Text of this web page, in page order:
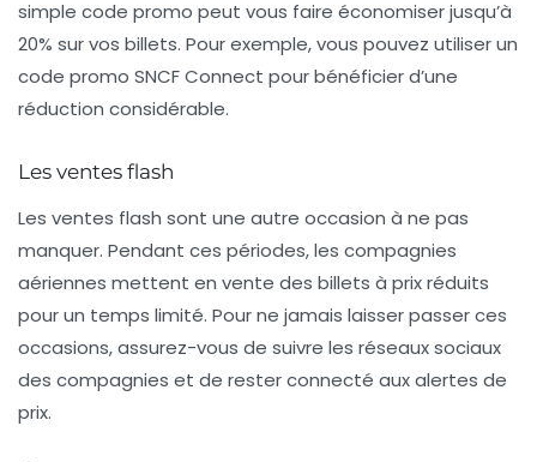
simple code promo peut vous faire économiser jusqu’à
20% sur vos billets. Pour exemple, vous pouvez utiliser un
code promo SNCF Connect pour bénéficier d’une
réduction considérable.
Les ventes flash
Les ventes flash sont une autre occasion à ne pas
manquer. Pendant ces périodes, les compagnies
aériennes mettent en vente des billets à prix réduits
pour un temps limité. Pour ne jamais laisser passer ces
occasions, assurez-vous de suivre les réseaux sociaux
des compagnies et de rester connecté aux alertes de
prix.